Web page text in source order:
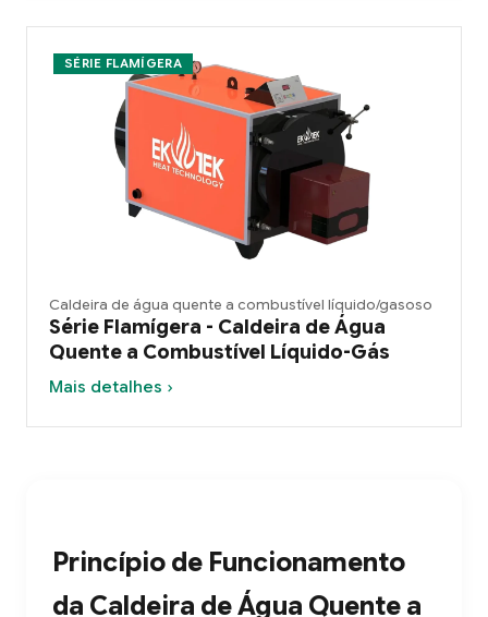
SÉRIE FLAMÍGERA
Caldeira de água quente a combustível líquido/gasoso
Série Flamígera - Caldeira de Água
Quente a Combustível Líquido-Gás
Mais detalhes ›
Princípio de Funcionamento
da Caldeira de Água Quente a